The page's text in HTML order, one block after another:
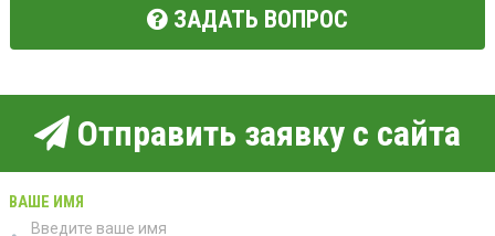
ЗАДАТЬ ВОПРОС
Отправить заявку с сайта
ВАШЕ ИМЯ